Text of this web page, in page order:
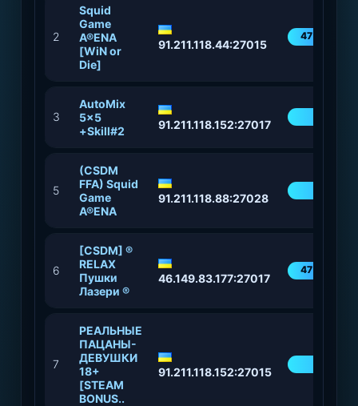
2
Squid
Game
A®ENA
[WiN or
Die]
91.211.118.44:27015
47%
3
AutoMix
5x5
+Skill#2
91.211.118.152:27017
5
(CSDM
FFA) Squid
Game
A®ENA
91.211.118.88:27028
6
[CSDM] ®
RELAX
Пушки
Лазери ®
46.149.83.177:27017
47%
7
РЕАЛЬНЫЕ
ПАЦАНЫ-
ДЕВУШКИ
18+
[STEAM
BONUS..
91.211.118.152:27015